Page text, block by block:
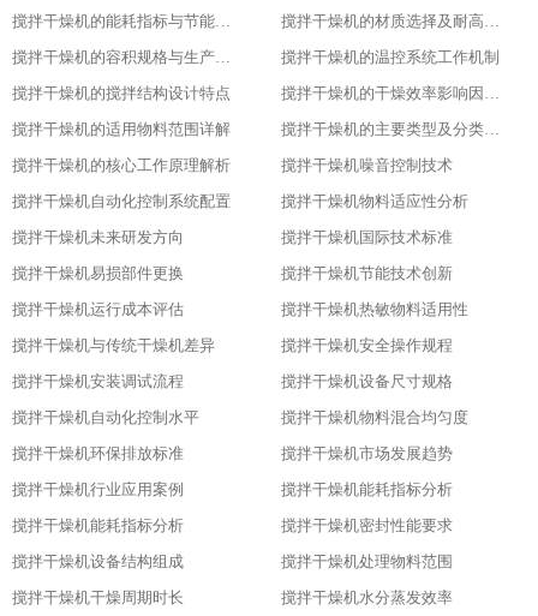
搅拌干燥机的能耗指标与节能设计​
搅拌干燥机的材质选择及耐高温性能​
搅拌干燥机的容积规格与生产需求匹配​
搅拌干燥机的温控系统工作机制
搅拌干燥机的搅拌结构设计特点​
搅拌干燥机的干燥效率影响因素分析​
搅拌干燥机的适用物料范围详解​
搅拌干燥机的主要类型及分类标准​
搅拌干燥机的核心工作原理解析​
搅拌干燥机噪音控制技术
搅拌干燥机自动化控制系统配置
搅拌干燥机物料适应性分析
搅拌干燥机未来研发方向
搅拌干燥机国际技术标准
搅拌干燥机易损部件更换
搅拌干燥机节能技术创新
搅拌干燥机运行成本评估
搅拌干燥机热敏物料适用性
搅拌干燥机与传统干燥机差异
搅拌干燥机安全操作规程
搅拌干燥机安装调试流程
搅拌干燥机设备尺寸规格
搅拌干燥机自动化控制水平
搅拌干燥机物料混合均匀度
搅拌干燥机环保排放标准
搅拌干燥机市场发展趋势
搅拌干燥机行业应用案例
搅拌干燥机能耗指标分析
搅拌干燥机能耗指标分析
搅拌干燥机密封性能要求
搅拌干燥机设备结构组成
搅拌干燥机处理物料范围
搅拌干燥机干燥周期时长
搅拌干燥机水分蒸发效率